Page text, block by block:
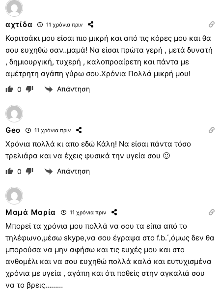
αχτίδα 11 χρόνια πριν
Κοριτσάκι μου είσαι πιο μικρή και από τις κόρες μου και θα
σου ευχηθώ σαν..μαμά! Να είσαι πρώτα γερή , μετά δυνατή
, δημιουργική, τυχερή , καλοπροαίρετη και πάντα με
αμέτρητη αγάπη γύρω σου.Χρόνια Πολλά μικρή μου!
0 Απάντηση
Geo 11 χρόνια πριν
Χρόνια πολλά κι απο εδώ Κάλη! Να είσαι πάντα τόσο
τρελιάρα και να έχεις φυσικά την υγεία σου 🙂
0 Απάντηση
Μαμά Μαρία 11 χρόνια πριν
Μπορεί τα χρόνια μου πολλά να σου τα είπα από το
τηλέφωνο,μέσω skype,να σου έγραψα στο f.b.΄,όμως δεν θα
μπορούσα να μην αφήσω και τις ευχές μου και στο
ανθομέλι και να σου ευχηθώ πολλά καλά και ευτυχισμένα
χρόνια με υγεία , αγάπη και ότι ποθείς στην αγκαλιά σου
να το βρεις………